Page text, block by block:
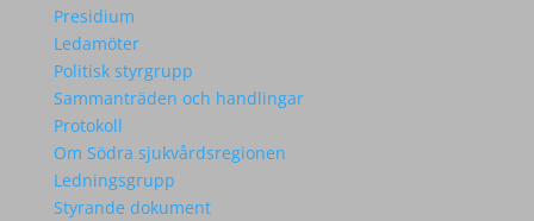
Presidium
Ledamöter
Politisk styrgrupp
Sammanträden och handlingar
Protokoll
Om Södra sjukvårdsregionen
Ledningsgrupp
Styrande dokument